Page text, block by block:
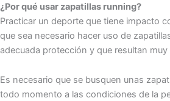
¿Por qué usar zapatillas running?
Practicar un deporte que tiene impacto
que sea necesario hacer uso de
adecuada protección y que resultan muy
Es necesario que se busquen unas
todo momento a las condiciones de la